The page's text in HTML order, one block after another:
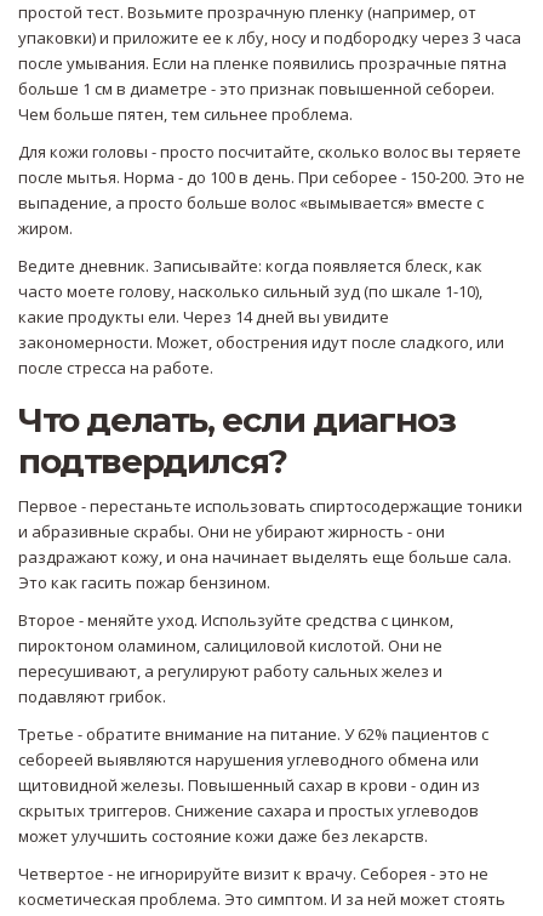
простой тест. Возьмите прозрачную пленку (например, от
упаковки) и приложите ее к лбу, носу и подбородку через 3 часа
после умывания. Если на пленке появились прозрачные пятна
больше 1 см в диаметре - это признак повышенной себореи.
Чем больше пятен, тем сильнее проблема.
Для кожи головы - просто посчитайте, сколько волос вы теряете
после мытья. Норма - до 100 в день. При себорее - 150-200. Это не
выпадение, а просто больше волос «вымывается» вместе с
жиром.
Ведите дневник. Записывайте: когда появляется блеск, как
часто моете голову, насколько сильный зуд (по шкале 1-10),
какие продукты ели. Через 14 дней вы увидите
закономерности. Может, обострения идут после сладкого, или
после стресса на работе.
Что делать, если диагноз
подтвердился?
Первое - перестаньте использовать спиртосодержащие тоники
и абразивные скрабы. Они не убирают жирность - они
раздражают кожу, и она начинает выделять еще больше сала.
Это как гасить пожар бензином.
Второе - меняйте уход. Используйте средства с цинком,
пироктоном оламином, салициловой кислотой. Они не
пересушивают, а регулируют работу сальных желез и
подавляют грибок.
Третье - обратите внимание на питание. У 62% пациентов с
себореей выявляются нарушения углеводного обмена или
щитовидной железы. Повышенный сахар в крови - один из
скрытых триггеров. Снижение сахара и простых углеводов
может улучшить состояние кожи даже без лекарств.
Четвертое - не игнорируйте визит к врачу. Себорея - это не
косметическая проблема. Это симптом. И за ней может стоять